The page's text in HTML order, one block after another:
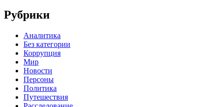
Рубрики
Аналитика
Без категории
Коррупция
Мир
Новости
Персоны
Политика
Путешествия